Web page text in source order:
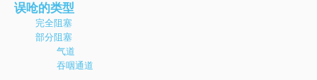
误呛的类型
完全阻塞
部分阻塞
气道
吞咽通道